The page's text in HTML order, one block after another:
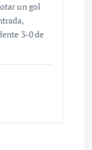
un gol
3-0 de